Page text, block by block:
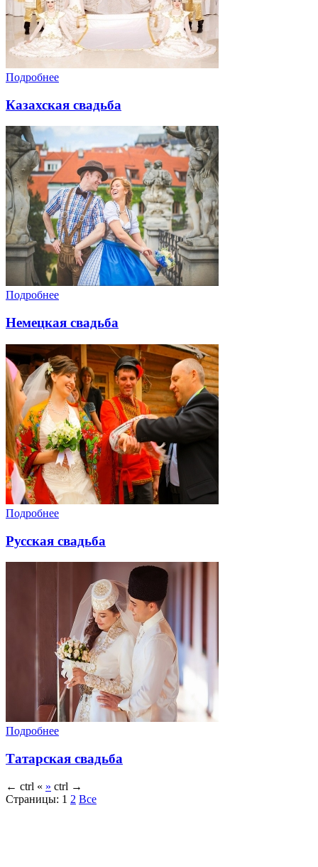
Подробнее
Казахская свадьба
Подробнее
Немецкая свадьба
Подробнее
Русская свадьба
Подробнее
Татарская свадьба
← ctrl « » ctrl →
Страницы: 1 2 Все